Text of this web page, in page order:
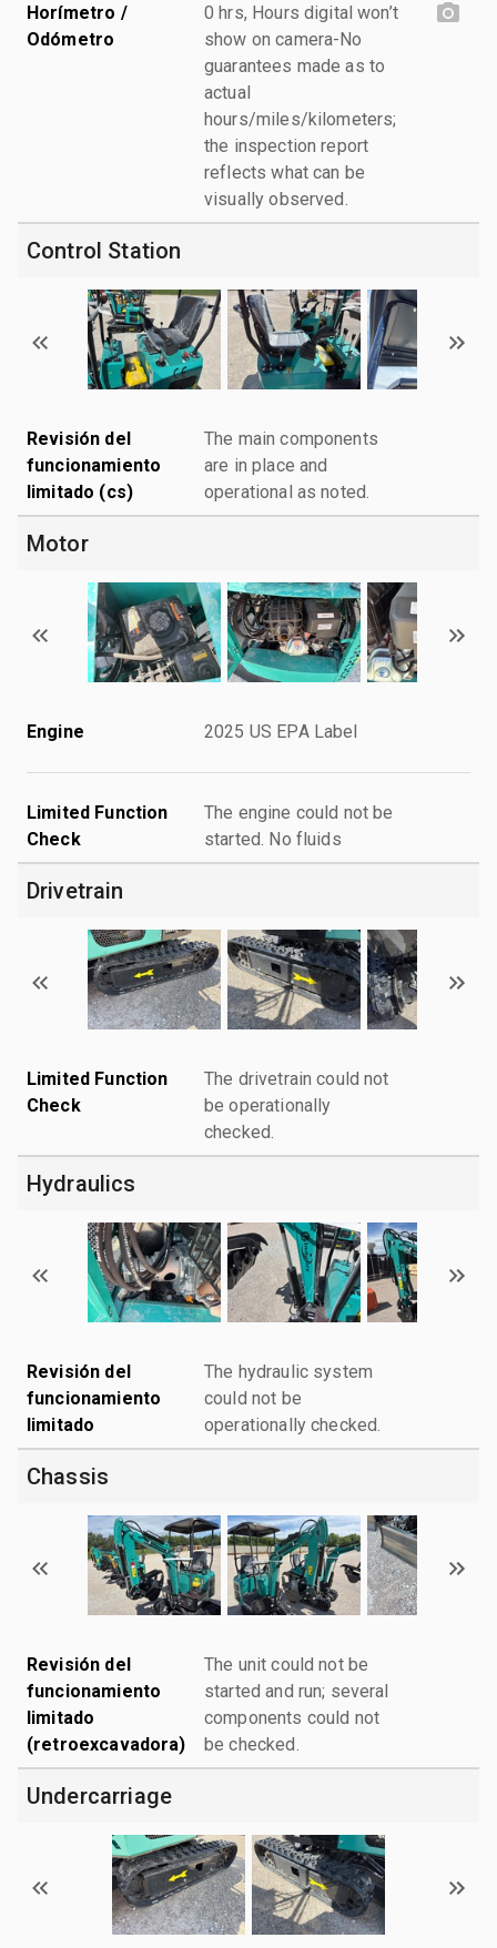
Horímetro /
Odómetro
0 hrs, Hours digital won’t
show on camera-No
guarantees made as to
actual
hours/miles/kilometers;
the inspection report
reflects what can be
visually observed.
Control Station
Revisión del
funcionamiento
limitado (cs)
The main components
are in place and
operational as noted.
Motor
Engine 2025 US EPA Label
Limited Function
Check
The engine could not be
started. No fluids
Drivetrain
Limited Function
Check
The drivetrain could not
be operationally
checked.
Hydraulics
Revisión del
funcionamiento
limitado
The hydraulic system
could not be
operationally checked.
Chassis
Revisión del
funcionamiento
limitado
(retroexcavadora)
The unit could not be
started and run; several
components could not
be checked.
Undercarriage